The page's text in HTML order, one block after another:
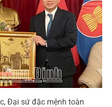
Đại sứ đặc mệnh toàn